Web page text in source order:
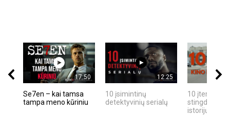
17:50
Se7en – kai tamsa
tampa meno kūriniu
12:25
10 įsimintinų
detektyvinių serialų
10 įtemptų,
stingdančių
istorijų